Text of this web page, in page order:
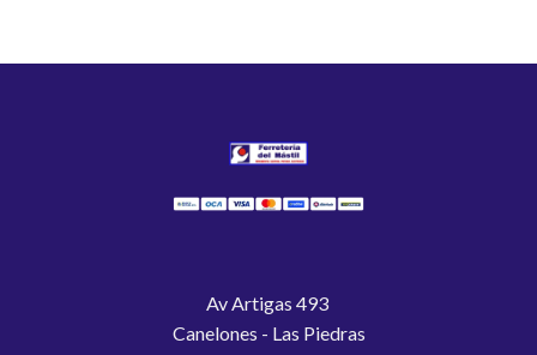
Av Artigas 493
Canelones - Las Piedras